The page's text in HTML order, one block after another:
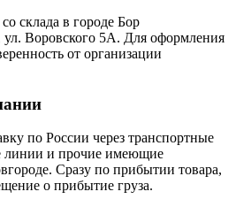
склада в городе Бор
ул. Воровского 5А. Для оформления
от организации
по России через транспортные
и прочие имеющие
Сразу по прибытии товара,
о прибытие груза.